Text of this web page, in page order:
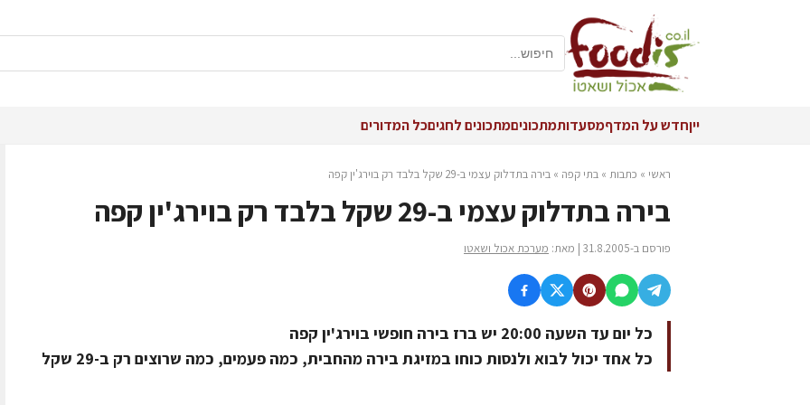
ייןחדש על המדףמסעדותמתכוניםמתכונים לחגיםכל המדורים
ראשי » כתבות » בתי קפה » בירה בתדלוק עצמי ב-29 שקל בלבד רק בוירג'ין קפה
בירה בתדלוק עצמי ב-29 שקל בלבד רק בוירג'ין קפה
פורסם ב-31.8.2005 | מאת: מערכת אכול ושאטו
כל יום עד השעה 20:00 יש ברז בירה חופשי בוירג'ין קפה
כל אחד יכול לבוא ולנסות כוחו במזיגת בירה מהחבית, כמה פעמים, כמה שרוצים רק ב-29 שקל